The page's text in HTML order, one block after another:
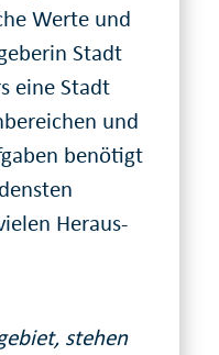
Werte und
Stadt
eine Stadt
und
benötigt
Heraus­
stehen